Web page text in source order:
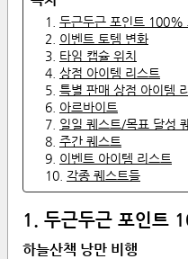
1. 두근두근 포인트 100%
2. 이벤트 토템 변화
3. 타임 캡슐 위치
4. 상점 아이템 리스트
5. 특별 판매 상점 아이템
6. 아르바이트
7. 일일 퀘스트/목표 달성
8. 주간 퀘스트
9. 이벤트 아이템 리스트
10. 각종 퀘스트들
1. 두근두근 포인트
하늘산책 낭만 비행